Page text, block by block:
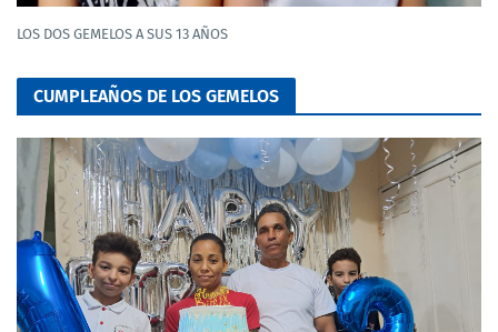
LOS DOS GEMELOS A SUS 13 AÑOS
CUMPLEAÑOS DE LOS GEMELOS